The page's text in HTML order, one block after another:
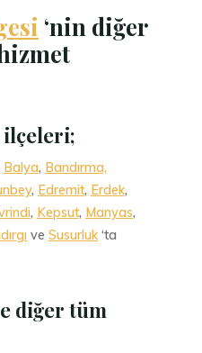
‘nin diğer
ilçeleri;
Balya, Bandırma,
, Edremit, Erdek,
, Kepsut, Manyas,
veSusurluk ‘ta
diğer tüm